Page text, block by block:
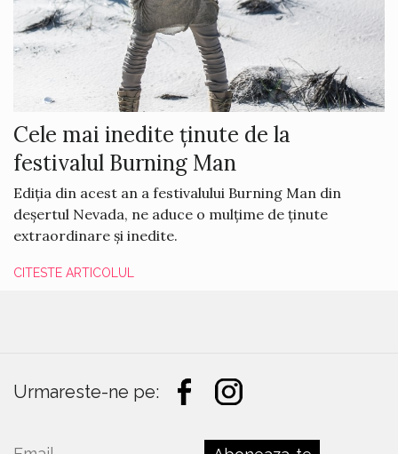
Cele mai inedite ținute de la
festivalul Burning Man
Ediția din acest an a festivalului Burning Man din
deșertul Nevada, ne aduce o mulțime de ținute
extraordinare și inedite.
CITESTE ARTICOLUL
Urmareste-ne pe: